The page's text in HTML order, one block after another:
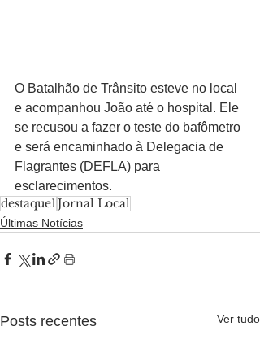
O Batalhão de Trânsito esteve no local
e acompanhou João até o hospital. Ele
se recusou a fazer o teste do bafômetro
e será encaminhado à Delegacia de
Flagrantes (DEFLA) para
esclarecimentos.
destaque1 Jornal Local
Últimas Notícias
Posts recentes Ver tudo